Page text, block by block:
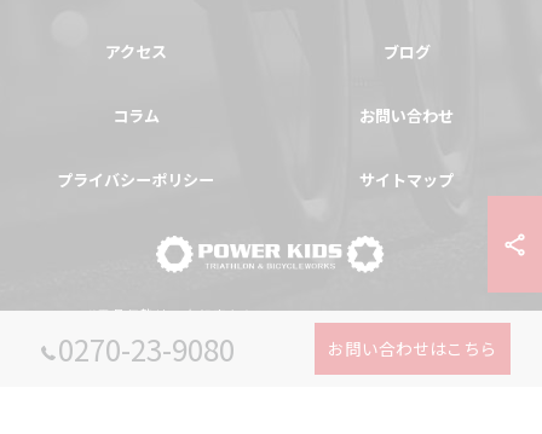
0270-23-9080 お問い合わせはこちら
アクセス ブログ
コラム お問い合わせ
プライバシーポリシー サイトマップ
© 2026 群馬県伊勢崎の自転車ならPOWER-KIDS ALL RIGHTS RESERVED.